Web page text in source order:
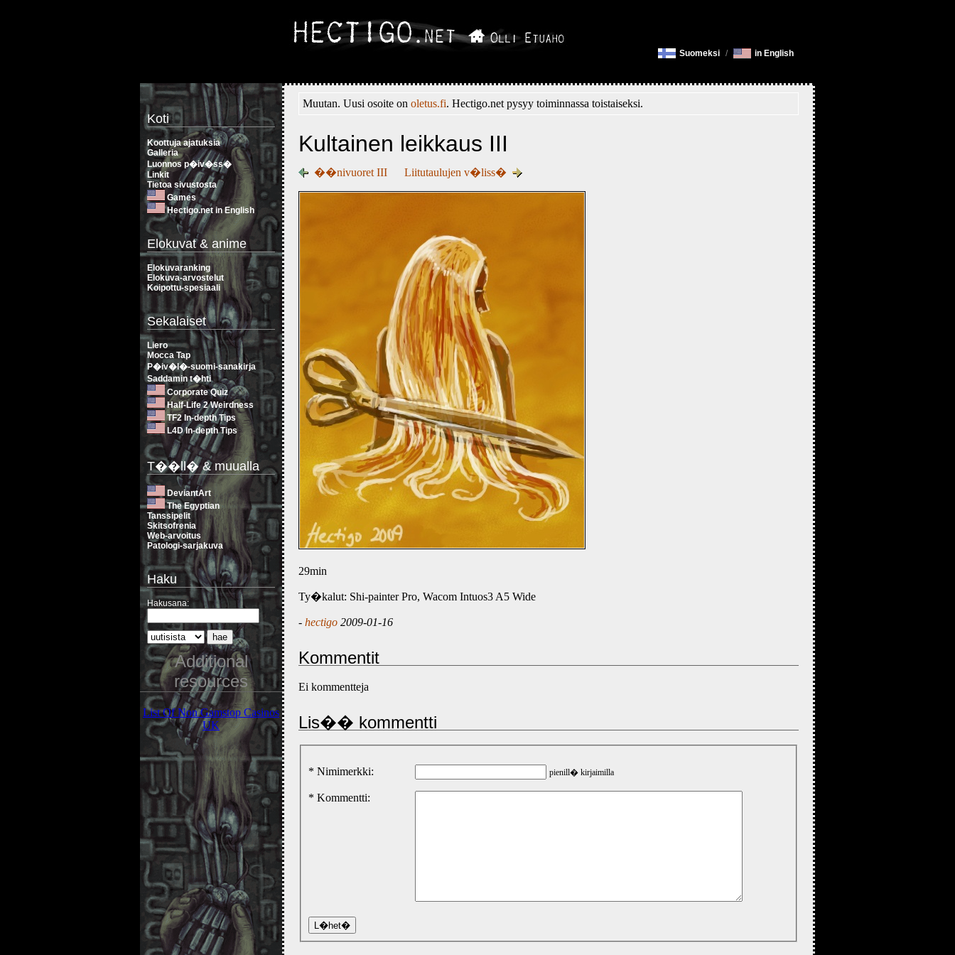
Suomeksi / in English
Koti
Koottuja ajatuksia
Galleria
Luonnos p�iv�ss�
Linkit
Tietoa sivustosta
Games
Hectigo.net in English
Elokuvat & anime
Elokuvaranking
Elokuva-arvostelut
Koipottu-spesiaali
Sekalaiset
Liero
Mocca Tap
P�iv�l�-suomi-sanakirja
Saddamin t�hti
Corporate Quiz
Half-Life 2 Weirdness
TF2 In-depth Tips
L4D In-depth Tips
T��ll� & muualla
DeviantArt
The Egyptian
Tanssipelit
Skitsofrenia
Web-arvoitus
Patologi-sarjakuva
Haku
Hakusana:
Muutan. Uusi osoite on oletus.fi. Hectigo.net pysyy toiminnassa toistaiseksi.
Kultainen leikkaus III
��nivuoret III Liitutaulujen v�liss�
29min
Ty�kalut: Shi-painter Pro, Wacom Intuos3 A5 Wide
- hectigo 2009-01-16
Kommentit
Ei kommentteja
Lis�� kommentti
* Nimimerkki: pienill� kirjaimilla
* Kommentti:
Additional
resources
List Of Non Gamstop Casinos
UK